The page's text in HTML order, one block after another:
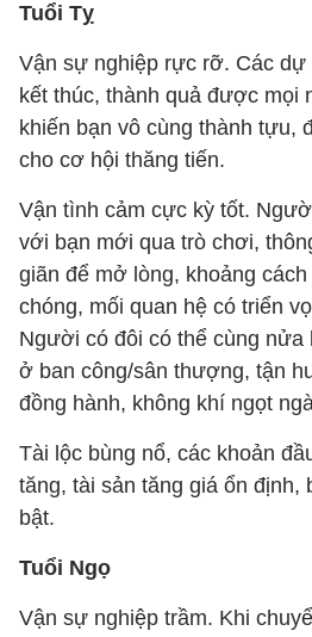
Tuổi Tỵ
Vận sự nghiệp rực rỡ. Các
kết thúc, thành quả được mọi
khiến bạn vô cùng thành tựu,
cho cơ hội thăng tiến.
Vận tình cảm cực kỳ tốt.
với bạn mới qua trò chơi,
giãn để mở lòng, khoảng
chóng, mối quan hệ có triển
Người có đôi có thể cùng nửa
ở ban công/sân thượng, tận
đồng hành, không khí ngọt
Tài lộc bùng nổ, các khoản
tăng, tài sản tăng giá ổn định,
bật.
Tuổi Ngọ
Vận sự nghiệp trầm. Khi